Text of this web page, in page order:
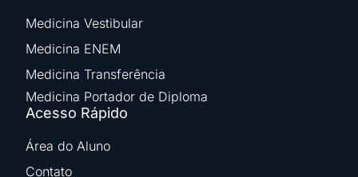
Medicina Vestibular
Medicina ENEM
Medicina Transferência
Medicina Portador de Diploma
Acesso Rápido
Área do Aluno
Contato